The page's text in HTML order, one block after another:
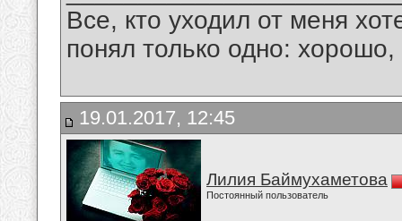
Все, кто уходил от меня
понял только одно:
19.01.2017, 12:45
Лилия Баймухаметова
Постоянный пользователь